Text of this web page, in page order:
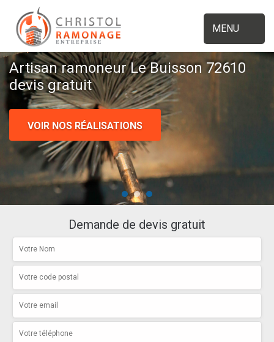
MENU
Artisan ramoneur Le Buisson 72610
devis gratuit
VOIR NOS RÉALISATIONS
Demande de devis gratuit